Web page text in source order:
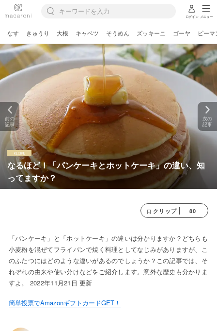
ログイン メニュー
なす きゅうり 大根 キャベツ そうめん ズッキーニ ゴーヤ ピーマ
なるほど！「パンケーキとホットケーキ」の違い、知
ってますか？
前の
記事
次の
記事
クリップ 80
「パンケーキ」と「ホットケーキ」の違いは分かりますか？どちらも
小麦粉を混ぜてフライパンで焼く料理としてなじみがありますが、こ
のふたつにはどのような違いがあるのでしょうか？この記事では、そ
れぞれの由来や使い分けなどをご紹介します。意外な歴史も分かりま
すよ。 2022年11月21日 更新
簡単投票でAmazonギフトカードGET！